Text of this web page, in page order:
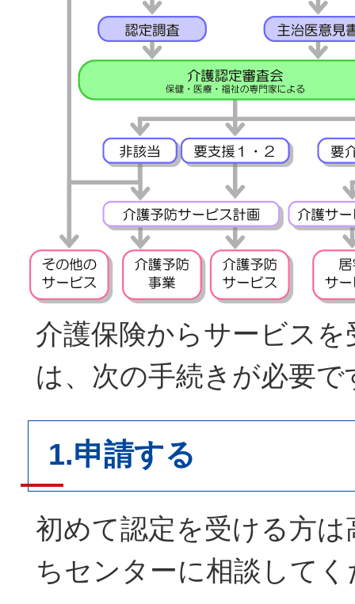
介護保険からサービス
は、次の手続きが必要で
1.申請する
初めて認定を受ける方
ちセンターに相談して